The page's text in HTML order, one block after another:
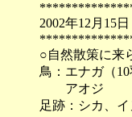
2002年12月15
○自然散策に来
鳥：エナガ（
アオジ
足跡：シカ、